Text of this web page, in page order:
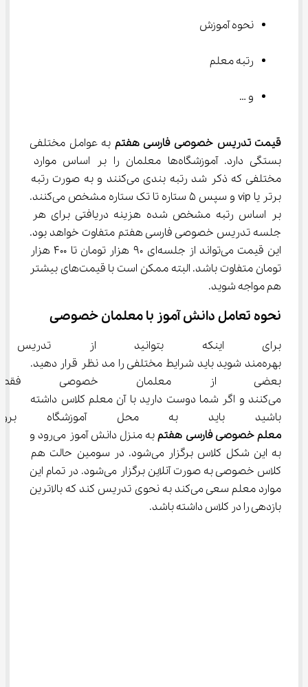
نحوه آموزش
رتبه معلم
و …
قیمت تدریس خصوصی فارسی هفتم به عوامل مختلفی
بستگی دارد. آموزشگاه‌ها معلمان را بر اساس موارد
مختلفی که ذکر شد رتبه بندی می‌کنند و به صورت رتبه
برتر یا vip و سپس ۵ ستاره تا تک ستاره مشخص می‌کنند.
بر اساس رتبه مشخص شده هزینه دریافتی برای هر
جلسه تدریس خصوصی فارسی هفتم متفاوت خواهد بود.
این قیمت می‌تواند از جلسه‌ای ۹۰ هزار تومان تا ۴۰۰ هزار
تومان متفاوت باشد. البته ممکن است با قیمت‌های بیشتر
هم مواجه شوید.
نحوه تعامل دانش آموز با معلمان خصوصی
برای اینکه بتوانید از
بهره‌مند شوید باید شرایط مختلفی را مد نظر قرار دهید.
بعضی از معلمان خصوصی
می‌کنند و اگر شما دوست دارید با آن معلم کلاس داشته
باشید باید به محل آموزشگاه
معلم خصوصی فارسی هفتم
به منزل دانش آموز می‌رود و
به این شکل کلاس برگزار می‌شود. در سومین حالت هم
کلاس خصوصی به صورت آنلاین برگزار می‌شود. در تمام این
موارد معلم سعی می‌کند به نحوی تدریس کند که بالاترین
بازدهی را در کلاس داشته باشد.